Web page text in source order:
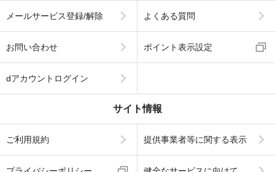
メールサービス登録/解除 よくある質問
お問い合わせ ポイント表示設定
dアカウントログイン
サイト情報
ご利用規約 提供事業者等に関する表示